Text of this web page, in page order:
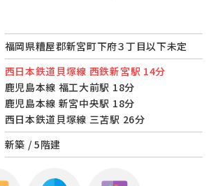
福岡県糟屋郡新宮町下府３丁目以下未定
西日本鉄道貝塚線 西鉄新宮駅 14分
鹿児島本線 福工大前駅 18分
鹿児島本線 新宮中央駅 18分
西日本鉄道貝塚線 三苫駅 26分
新築 / 5階建